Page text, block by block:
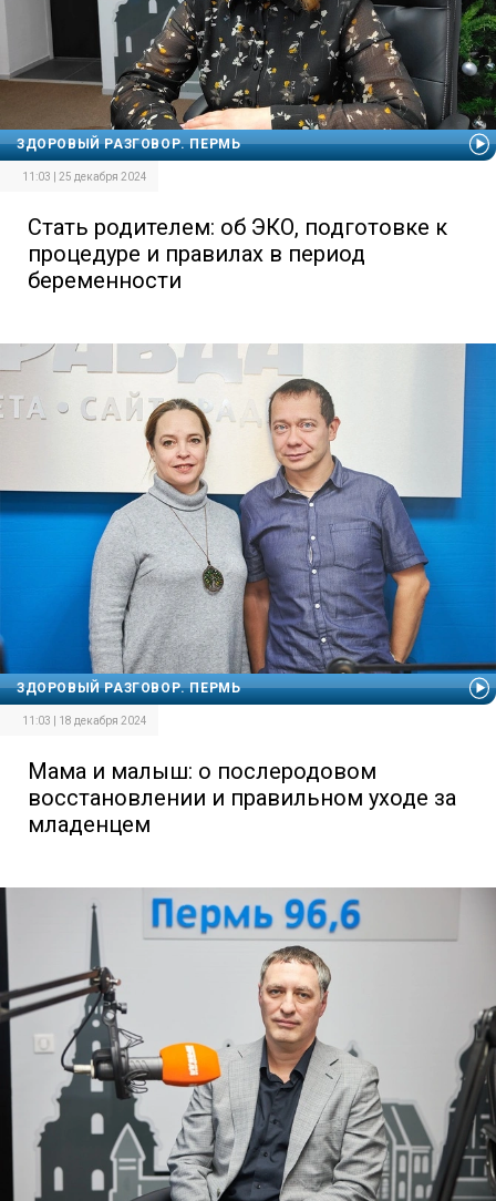
ЗДОРОВЫЙ РАЗГОВОР. ПЕРМЬ
11:03 | 25 декабря 2024
Стать родителем: об ЭКО, подготовке к
процедуре и правилах в период
беременности
ЗДОРОВЫЙ РАЗГОВОР. ПЕРМЬ
11:03 | 18 декабря 2024
Мама и малыш: о послеродовом
восстановлении и правильном уходе за
младенцем